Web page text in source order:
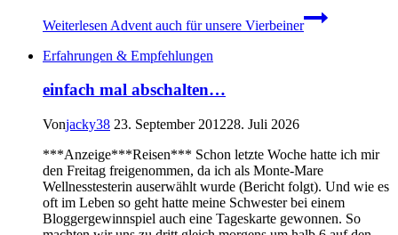
Weiterlesen Advent auch für unsere Vierbeiner
Erfahrungen & Empfehlungen
einfach mal abschalten…
Vonjacky38 23. September 201228. Juli 2026
***Anzeige***Reisen*** Schon letzte Woche hatte ich mir
den Freitag freigenommen, da ich als Monte-Mare
Wellnesstesterin auserwählt wurde (Bericht folgt). Und wie es
oft im Leben so geht hatte meine Schwester bei einem
Bloggergewinnspiel auch eine Tageskarte gewonnen. So